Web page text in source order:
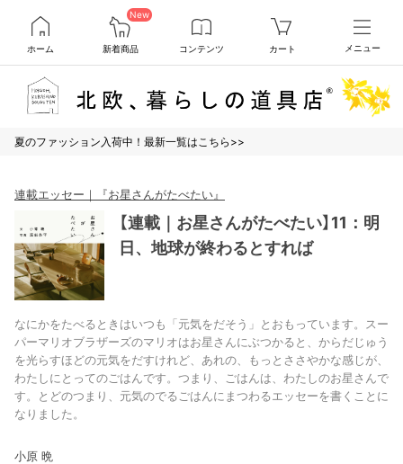
ホーム
New
新着商品 コンテンツ カート メニュー
夏のファッション入荷中！最新一覧はこちら>>
連載エッセー｜『お星さんがたべたい』
【連載｜お星さんがたべたい】11：明
日、地球が終わるとすれば
なにかをたべるときはいつも「元気をだそう」とおもっています。スー
パーマリオブラザーズのマリオはお星さんにぶつかると、からだじゅう
を光らすほどの元気をだすけれど、あれの、もっとささやかな感じが、
わたしにとってのごはんです。つまり、ごはんは、わたしのお星さんで
す。とどのつまり、元気のでるごはんにまつわるエッセーを書くことに
なりました。
小原 晩